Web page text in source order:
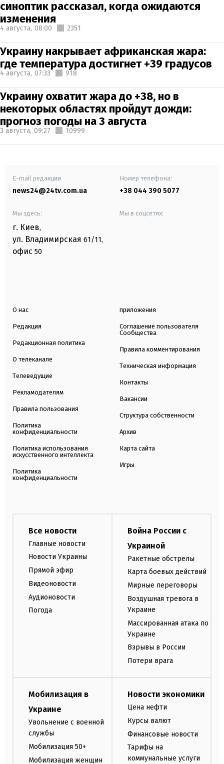
синоптик рассказал, когда ожидаются
изменения
4 августа, 08:00 2351
Украину накрывает африканская жара:
где температура достигнет +39 градусов
4 августа, 07:33 918
Украину охватит жара до +38, но в
некоторых областях пройдут дожди:
прогноз погоды на 3 августа
3 августа, 09:27 10999
E-mail редакции
news24@24tv.com.ua
Номер телефона:
+38 044 390 5077
Мы здесь:
г. Киев,
ул. Владимирская 61/11,
офис 50
Мы в соцсетях:
О нас
Редакция
Редакционная политика
О телеканале
Телеведущие
Рекламодателям
Правила пользования
Политика
конфиденциальности
Политика использования
искусственного интеллекта
Политика
конфиденциальности
приложения
Соглашение пользователя
Сообщества
Правила комментирования
Техническая информация
Контакты
Вакансии
Структура собственности
Архив
Карта сайта
Игры
Все новости
Главные новости
Новости Украины
Прямой эфир
Видеоновости
Аудионовости
Погода
Война России с
Украиной
Ракетные обстрелы
Карта боевых действий
Мирные переговоры
Воздушная тревога в
Украине
Массированная атака по
Украине
Взрывы в России
Потери врага
Мобилизация в
Украине
Увольнение с военной
службы
Мобилизация 50+
Мобилизация женщин
Новости экономики
Цена нефти
Курсы валют
Финансовые новости
Тарифы на
коммунальные услуги